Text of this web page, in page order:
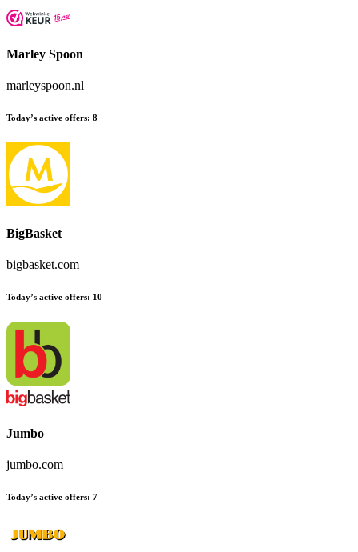
Marley Spoon
marleyspoon.nl
Today’s active offers: 8
BigBasket
bigbasket.com
Today’s active offers: 10
Jumbo
jumbo.com
Today’s active offers: 7